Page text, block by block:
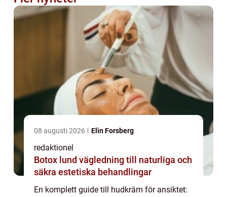
08 augusti 2026 Elin Forsberg
redaktionel
Botox lund vägledning till naturliga och
säkra estetiska behandlingar
En komplett guide till hudkräm för ansiktet: